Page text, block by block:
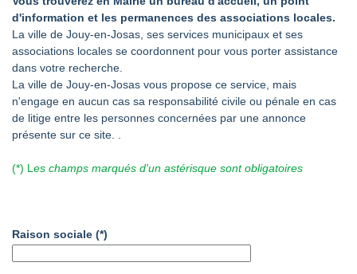
d'information et les permanences des associations locales.
La ville de Jouy-en-Josas, ses services municipaux et ses
associations locales se coordonnent pour vous porter assistance
dans votre recherche.
La ville de Jouy-en-Josas vous propose ce service, mais
n'engage en aucun cas sa responsabilité civile ou pénale en cas
de litige entre les personnes concernées par une annonce
présente sur ce site. .
(*) L es champs marqués d'un astérisque sont obligatoires
Raison sociale (*)